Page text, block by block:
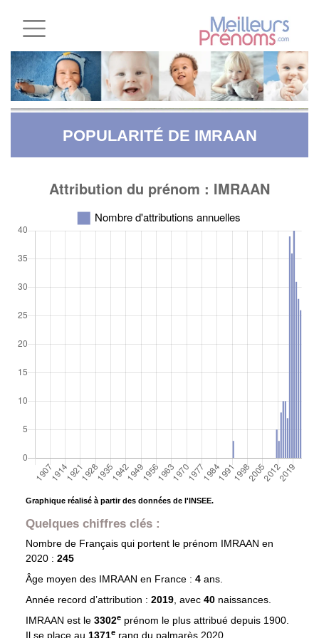
POPULARITÉ DE IMRAAN
Graphique réalisé à partir des données de l'INSEE.
Quelques chiffres clés :
Nombre de Français qui portent le prénom IMRAAN en
2020 : 245
Âge moyen des IMRAAN en France : 4 ans.
Année record d’attribution : 2019, avec 40 naissances.
IMRAAN est le 3302eprénom le plus attribué depuis 1900.
Il se place au 1371e rang du palmarès 2020.